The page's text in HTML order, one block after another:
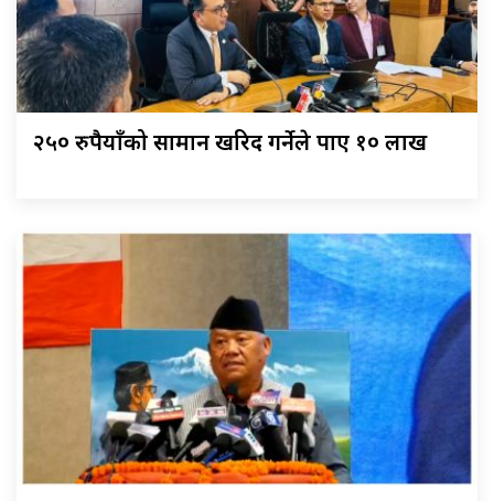
२५० रुपैयाँको सामान खरिद गर्नेले पाए १० लाख